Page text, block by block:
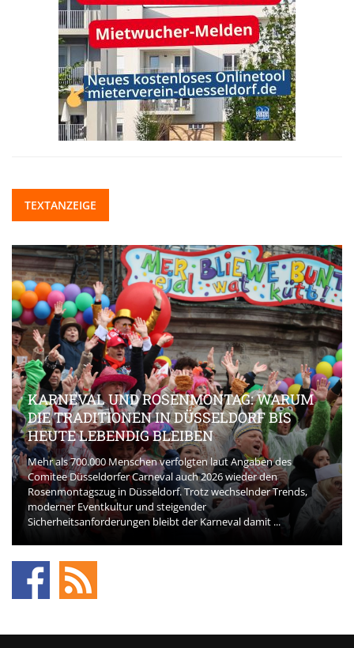
TEXTANZEIGE
KARNEVAL UND ROSENMONTAG: WARUM
DIE TRADITIONEN IN DÜSSELDORF BIS
HEUTE LEBENDIG BLEIBEN
Mehr als 700.000 Menschen verfolgten laut Angaben des
Comitee Düsseldorfer Carneval auch 2026 wieder den
Rosenmontagszug in Düsseldorf. Trotz wechselnder Trends,
moderner Eventkultur und steigender
Sicherheitsanforderungen bleibt der Karneval damit ...